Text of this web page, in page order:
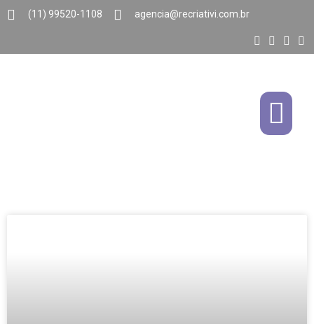
(11) 99520-1108 agencia@recriativi.com.br